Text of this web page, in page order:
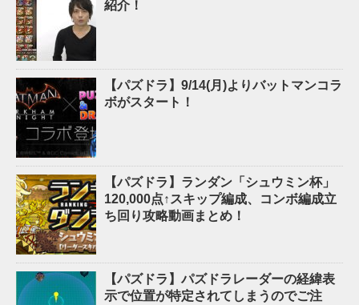
紹介！
【パズドラ】9/14(月)よりバットマンコラ
ボがスタート！
【パズドラ】ランダン「シュウミン杯」
120,000点↑スキップ編成、コンボ編成立
ち回り攻略動画まとめ！
【パズドラ】パズドラレーダーの経緯表
示で位置が特定されてしまうのでご注